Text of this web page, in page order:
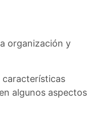
organización y
características
algunos aspectos